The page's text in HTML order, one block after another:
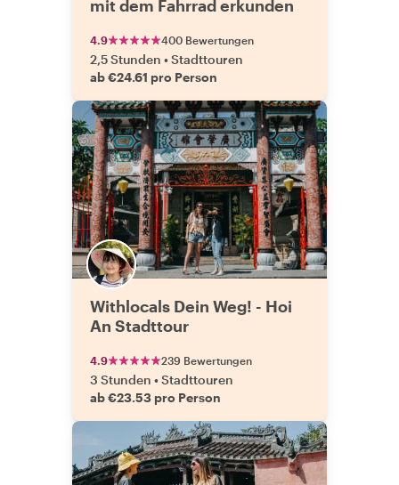
mit dem Fahrrad erkunden
4.9 400 Bewertungen
2,5 Stunden •Stadttouren
ab €24.61 pro Person
Withlocals Dein Weg! - Hoi
An Stadttour
4.9 239 Bewertungen
3 Stunden •Stadttouren
ab €23.53 pro Person